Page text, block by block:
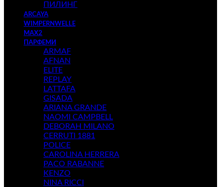
ПИЛИНГ
ARCAYA
WIMPERNWELLE
MAX2
ПАРФЕМИ
ARMAF
AFNAN
ELITE
REPLAY
LATTAFA
GISADA
ARIANA GRANDE
NAOMI CAMPBELL
DEBORAH MILANO
CERRUTI 1881
POLICE
CAROLINA HERRERA
PACO RABANNE
KENZO
NINA RICCI